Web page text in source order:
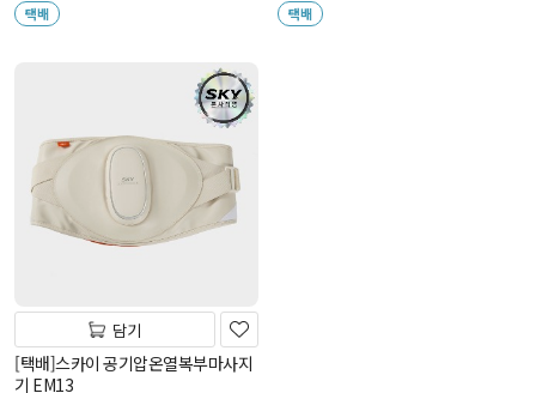
택배 택배
담기
[택배]스카이 공기압온열복부마사지
기 EM13